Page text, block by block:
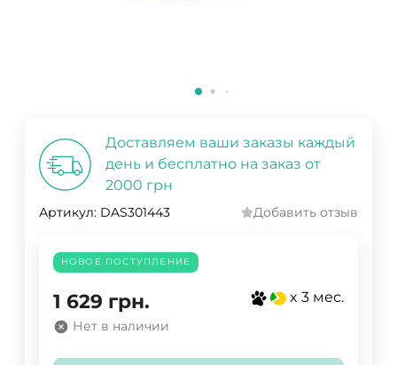
Доставляем ваши заказы каждый
день и бесплатно на заказ от
2000 грн
Артикул: DAS301443 Добавить отзыв
НОВОЕ ПОСТУПЛЕНИЕ
1 629 грн. x 3 мес.
Нет в наличии